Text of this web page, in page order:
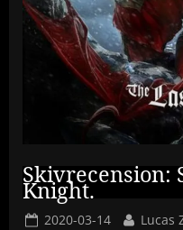
Skivrecension:
Knight.
Posted
2020-03-14 By
Lucas